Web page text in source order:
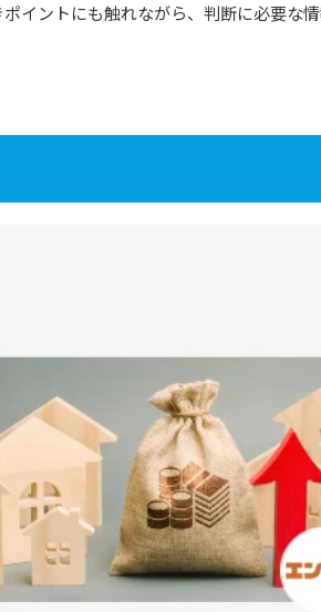
イントにも触れながら、判断に必要な